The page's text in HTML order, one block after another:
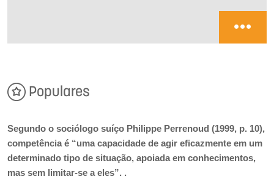
Populares
Segundo o sociólogo suíço Philippe Perrenoud (1999, p. 10),
competência é “uma capacidade de agir eficazmente em um
determinado tipo de situação, apoiada em conhecimentos,
mas sem limitar-se a eles”. .